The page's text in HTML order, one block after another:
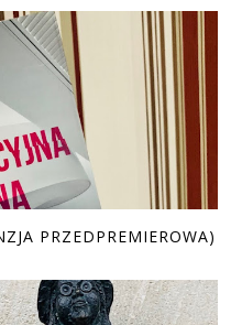
PRZEDPREMIEROWA)